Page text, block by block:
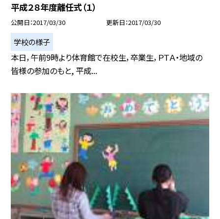
平成２８年度離任式（１）
公開日 2017/03/30 更新日 2017/03/30
学校の様子
本日，午前9時より体育館で在校生，卒業生，ＰＴＡ・地域の
皆様の参加のもと, 平成...